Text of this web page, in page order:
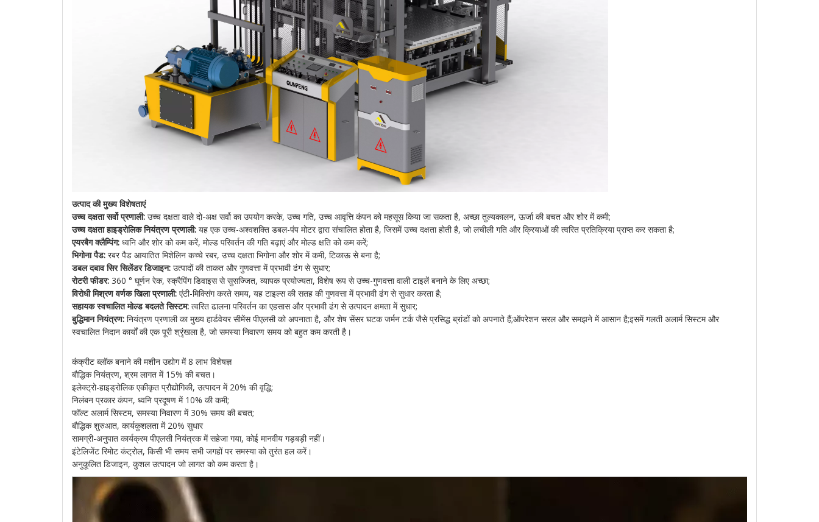
उत्पाद की मुख्य विशेषताएं
उच्च दक्षता सर्वो प्रणाली: उच्च दक्षता वाले दो-अक्ष सर्वो का उपयोग करके, उच्च गति, उच्च आवृत्ति कंपन को महसूस किया जा सकता है, अच्छा तुल्यकालन, ऊर्जा की बचत और शोर में कमी;
उच्च दक्षता हाइड्रोलिक नियंत्रण प्रणाली: यह एक उच्च-अश्वशक्ति डबल-पंप मोटर द्वारा संचालित होता है, जिसमें उच्च दक्षता होती है, जो लचीली गति और क्रियाओं की त्वरित प्रतिक्रिया प्राप्त कर सकता है;
एयरबैग क्लैम्पिंग: ध्वनि और शोर को कम करें, मोल्ड परिवर्तन की गति बढ़ाएं और मोल्ड क्षति को कम करें;
भिगोना पैड: रबर पैड आयातित मिशेलिन कच्चे रबर, उच्च दक्षता भिगोना और शोर में कमी, टिकाऊ से बना है;
डबल दबाव सिर सिलेंडर डिजाइन: उत्पादों की ताकत और गुणवत्ता में प्रभावी ढंग से सुधार;
रोटरी फीडर: 360 ° घूर्णन रेक, स्क्रैपिंग डिवाइस से सुसज्जित, व्यापक प्रयोज्यता, विशेष रूप से उच्च-गुणवत्ता वाली टाइलें बनाने के लिए अच्छा;
विरोधी मिश्रण वर्णक खिला प्रणाली: एंटी-मिक्सिंग करते समय, यह टाइल्स की सतह की गुणवत्ता में प्रभावी ढंग से सुधार करता है;
सहायक स्वचालित मोल्ड बदलते सिस्टम: त्वरित ढालना परिवर्तन का एहसास और प्रभावी ढंग से उत्पादन क्षमता में सुधार;
बुद्धिमान नियंत्रण: नियंत्रण प्रणाली का मुख्य हार्डवेयर सीमेंस पीएलसी को अपनाता है, और शेष सेंसर घटक जर्मन टर्क जैसे प्रसिद्ध ब्रांडों को अपनाते हैं;ऑपरेशन सरल और समझने में आसान है;इसमें गलती अलार्म सिस्टम और
स्वचालित निदान कार्यों की एक पूरी श्रृंखला है, जो समस्या निवारण समय को बहुत कम करती है।
कंक्रीट ब्लॉक बनाने की मशीन उद्योग में 8 लाभ विशेषज्ञ
बौद्धिक नियंत्रण, श्रम लागत में 15% की बचत।
इलेक्ट्रो-हाइड्रोलिक एकीकृत प्रौद्योगिकी, उत्पादन में 20% की वृद्धि;
निलंबन प्रकार कंपन, ध्वनि प्रदूषण में 10% की कमी;
फॉल्ट अलार्म सिस्टम, समस्या निवारण में 30% समय की बचत;
बौद्धिक शुरुआत, कार्यकुशलता में 20% सुधार
सामग्री-अनुपात कार्यक्रम पीएलसी नियंत्रक में सहेजा गया, कोई मानवीय गड़बड़ी नहीं।
इंटेलिजेंट रिमोट कंट्रोल, किसी भी समय सभी जगहों पर समस्या को तुरंत हल करें।
अनुकूलित डिजाइन, कुशल उत्पादन जो लागत को कम करता है।